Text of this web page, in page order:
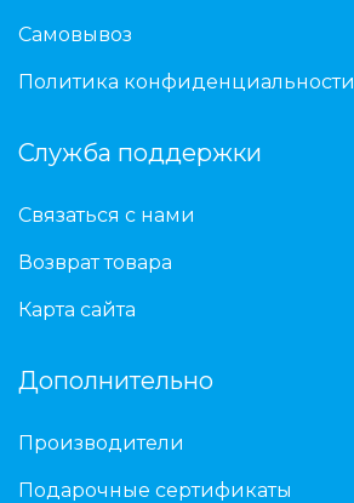
Самовывоз
Политика конфиденциальности
Служба поддержки
Связаться с нами
Возврат товара
Карта сайта
Дополнительно
Производители
Подарочные сертификаты